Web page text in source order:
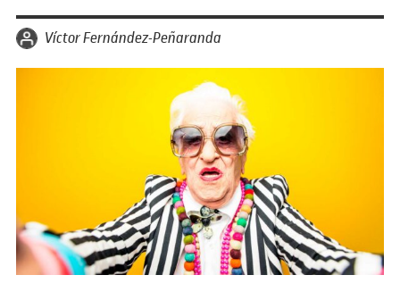
per Víctor Fernández-Peñaranda